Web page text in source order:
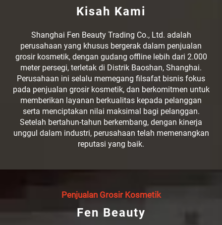
Kisah Kami
Shanghai Fen Beauty Trading Co., Ltd. adalah
perusahaan yang khusus bergerak dalam penjualan
grosir kosmetik, dengan gudang offline lebih dari 2.000
meter persegi, terletak di Distrik Baoshan, Shanghai.
Perusahaan ini selalu memegang filsafat bisnis fokus
pada penjualan grosir kosmetik, dan berkomitmen untuk
memberikan layanan berkualitas kepada pelanggan
serta menciptakan nilai maksimal bagi pelanggan.
Setelah bertahun-tahun berkembang, dengan kinerja
unggul dalam industri, perusahaan telah memenangkan
reputasi yang baik.
Penjualan Grosir Kosmetik
Fen Beauty